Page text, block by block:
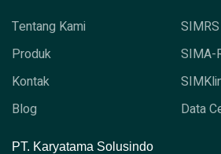
Tentang Kami
Produk
Kontak
Blog
SIMRS
SIMA-
Data
PT. Karyatama Solusindo